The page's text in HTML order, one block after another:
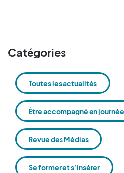
Catégories
Toutes les actualités
Être accompagné en journée
Revue des Médias
Se former et s’insérer